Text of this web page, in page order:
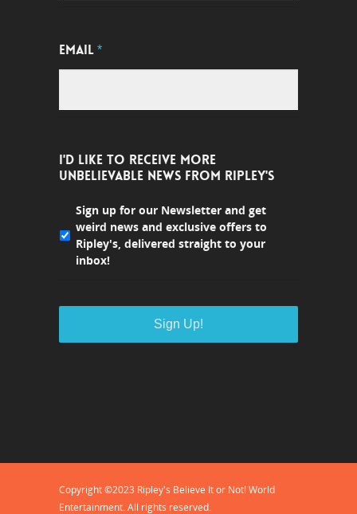
EMAIL*
I'D LIKE TO RECEIVE MORE
UNBELIEVABLE NEWS FROM RIPLEY'S
Sign up for our Newsletter and get
weird news and exclusive offers to
Ripley's, delivered straight to your
inbox!
Copyright ©2023 Ripley's Believe It or Not! World
Entertainment. All rights reserved.